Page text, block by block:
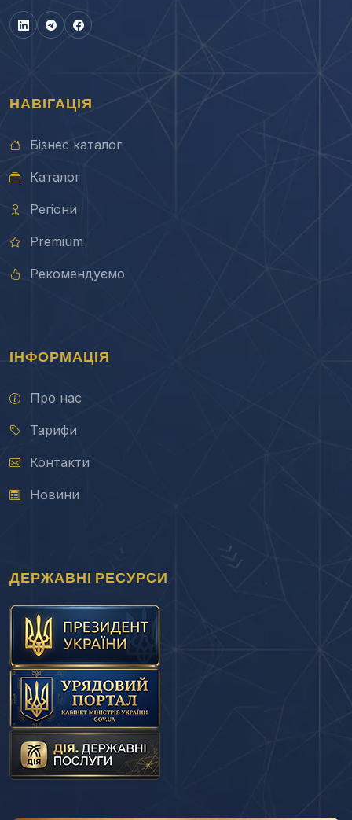
НАВІГАЦІЯ
Бізнес каталог
Каталог
Регіони
Premium
Рекомендуємо
ІНФОРМАЦІЯ
Про нас
Тарифи
Контакти
Новини
ДЕРЖАВНІ РЕСУРСИ